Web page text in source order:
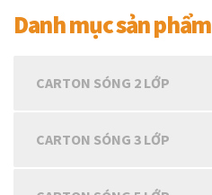
Danh mục sản phẩm
CARTON SÓNG 2 LỚP
CARTON SÓNG 3 LỚP